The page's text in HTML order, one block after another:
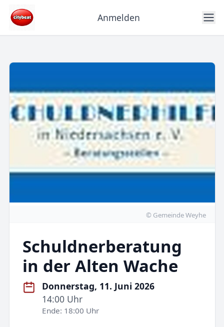
Anmelden
© Gemeinde Weyhe
Schuldnerberatung
in der Alten Wache
Donnerstag, 11. Juni 2026
14:00 Uhr
Ende: 18:00 Uhr